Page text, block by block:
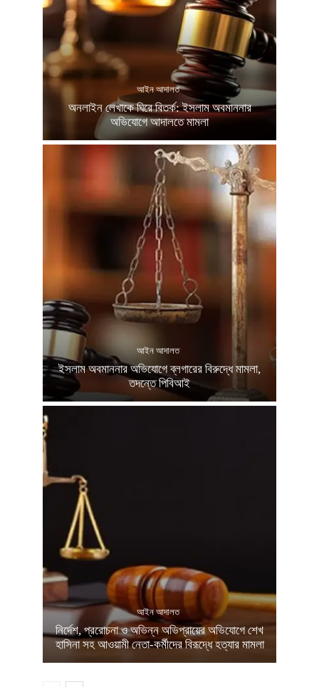
আইন আদালত
অনলাইন লেখাকে ঘিরে বিতর্ক: ইসলাম অবমাননার
অভিযোগে আদালতে মামলা
আইন আদালত
ইসলাম অবমাননার অভিযোগে ব্লগারের বিরুদ্ধে মামলা,
তদন্তে পিবিআই
আইন আদালত
নির্দেশ, প্ররোচনা ও অভিন্ন অভিপ্রায়ের অভিযোগে শেখ
হাসিনা সহ আওয়ামী নেতা-কর্মীদের বিরূদ্ধে হত্যার মামলা